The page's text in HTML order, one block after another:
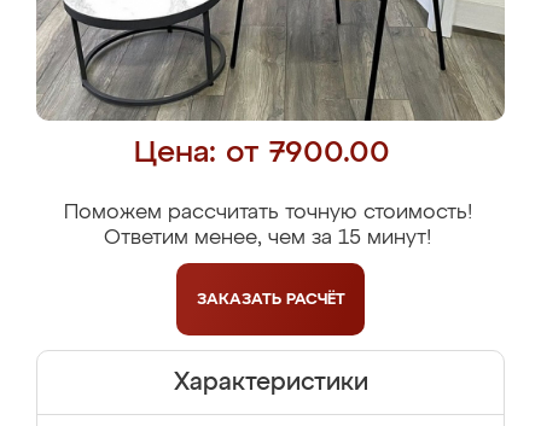
Цена: от 7900.00
Поможем рассчитать точную стоимость!
Ответим менее, чем за 15 минут!
ЗАКАЗАТЬ РАСЧЁТ
Характеристики